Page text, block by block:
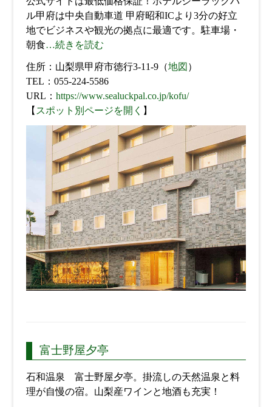
ル甲府は中央自動車道 甲府昭和ICより3分の好立
地でビジネスや観光の拠点に最適です。駐車場・
朝食…続きを読む
住所：山梨県甲府市徳行3-11-9（地図 ）
TEL：055-224-5586
URL： https://www.sealuckpal.co.jp/kofu/
【 スポット別ページを開く 】
富士野屋夕亭
石和温泉 富士野屋夕亭。掛流しの天然温泉と料
理が自慢の宿。山梨産ワインと地酒も充実！